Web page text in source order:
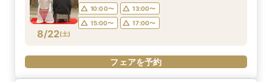
8/22(土)
10:00〜
13:00〜
15:00〜
17:00〜
フェアを予約